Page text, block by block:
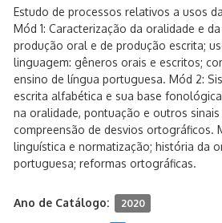
Estudo de processos relativos a usos
Mód 1: Caracterização da oralidade e
produção oral e de produção escrita;
linguagem: gêneros orais e escritos;
ensino de língua portuguesa. Mód 2:
escrita alfabética e sua base
na oralidade, pontuação e outros
compreensão de desvios ortográficos.
linguística e normatização; história da
portuguesa; reformas ortográficas.
Ano de Catálogo: 2020